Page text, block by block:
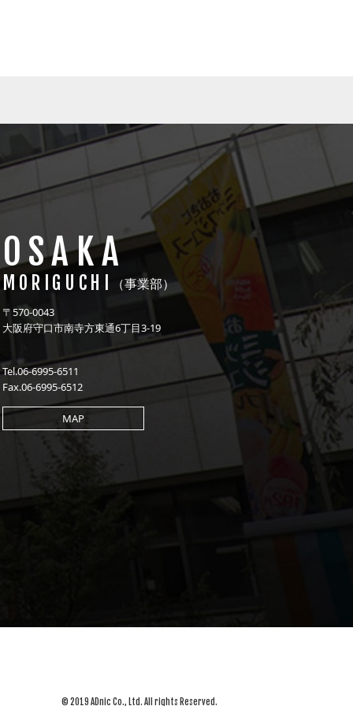
OSAKA
MORIGUCHI （事業部）
〒570-0043
大阪府守口市南寺方東通6丁目3-19
Tel.06-6995-6511
Fax.06-6995-6512
MAP
© 2019 ADnic Co., Ltd. All rights Reserved.